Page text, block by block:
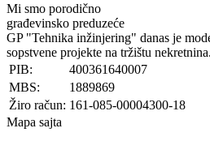
Mi smo porodično
građevinsko preduzeće
GP "Tehnika inžinjering" danas je
sopstvene projekte na tržištu nekretnina.​
PIB:
400361640007
MBS:
1889869
Žiro račun: 161-085-00004300-18
Mapa sajta